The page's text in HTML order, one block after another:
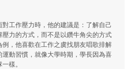
工作壓力時，他的建議是：了解自己
力的方式，而不是以鑽牛角尖的方式
，他喜歡在工作之虞找朋友唱歌排解
動習慣，就像大學時期，學長因為喜
樣。